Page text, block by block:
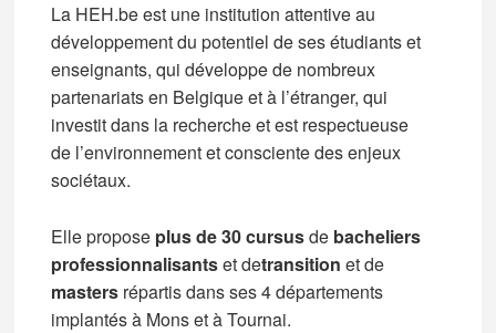
La HEH.be est une institution attentive au
développement du potentiel de ses étudiants et
enseignants, qui développe de nombreux
partenariats en Belgique et à l’étranger, qui
investit dans la recherche et est respectueuse
de l’environnement et consciente des enjeux
sociétaux.
Elle propose plus de30 cursusde bacheliers
professionnalisantset detransition etde
mastersrépartis dans ses 4 départements
implantés à Mons et à Tournai.